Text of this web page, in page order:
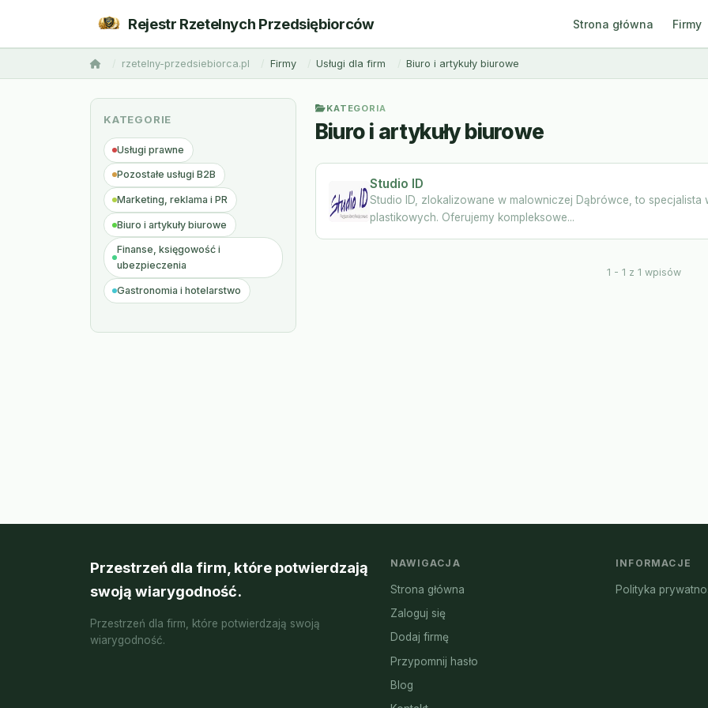
Rejestr Rzetelnych Przedsiębiorców Strona główna Firmy
rzetelny-przedsiebiorca.pl Firmy Usługi dla firm Biuro i artykuły biurowe
KATEGORIE
Usługi prawne
Pozostałe usługi B2B
Marketing, reklama i PR
Biuro i artykuły biurowe
Finanse, księgowość i
ubezpieczenia
Gastronomia i hotelarstwo
KATEGORIA
Biuro i artykuły biurowe
Studio ID
Studio ID, zlokalizowane w malowniczej Dąbrówce, to
plastikowych. Oferujemy kompleksowe...
1 - 1 z 1 wpisów
Przestrzeń dla firm, które potwierdzają
swoją wiarygodność.
Przestrzeń dla firm, które potwierdzają swoją
wiarygodność.
NAWIGACJA
Strona główna
Zaloguj się
Dodaj firmę
Przypomnij hasło
Blog
INFORMACJE
Polityka